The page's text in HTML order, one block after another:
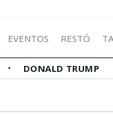
EVENTOS RESTÓ
DONALD TRUMP